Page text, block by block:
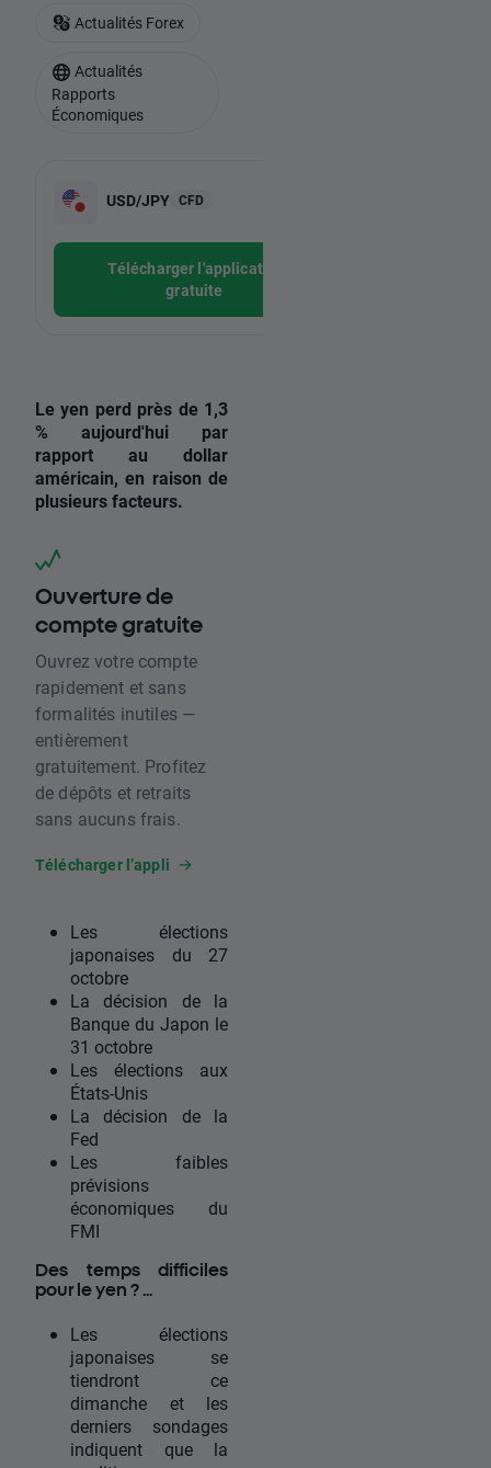
USD/JPY CFD
Télécharger l'application
gratuite
Le yen perd près de 1,3
% aujourd'hui par
rapport au dollar
américain, en raison de
plusieurs facteurs.
Ouverture de
compte gratuite
Ouvrez votre compte
rapidement et sans
formalités inutiles —
entièrement
gratuitement. Profitez
de dépôts et retraits
sans aucuns frais.
Télécharger l’appli
Les élections
japonaises du 27
octobre
La décision de la
Banque du Japon le
31 octobre
Les élections aux
États-Unis
La décision de la
Fed
Les faibles
prévisions
économiques du
FMI
Des temps difficiles
pour le yen ? ...
Les élections
japonaises se
tiendront ce
dimanche et les
derniers sondages
indiquent que la
Actualités Forex
Actualités
Rapports
Économiques